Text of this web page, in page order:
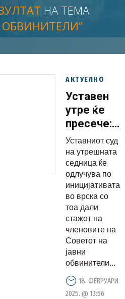
НА ТЕМА
ОБВИНИТЕЛИ“
АКТУЕЛНО
Уставен
утре ќе
пресече:
Советот
на јавни
аздисал и
си давале
права вон
законите
Уставниот суд
на утрешната
седница ќе
одлучува по
иницијативата
во врска со
тоа дали
стажот на
членовите на
Советот на
јавни
обвинители...
18. ФЕВРУАРИ
2025. @ 13:56